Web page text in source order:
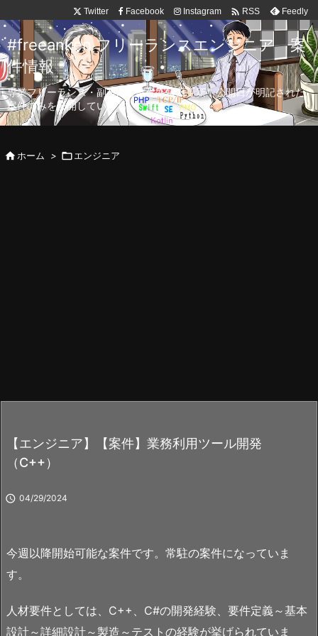
Twitter Facebook Instagram  RSS Feedly
#freeanken フリーランスエンジニア 案
件情報
専業フリーランス・副業向け案件を毎日更新！公開日が明記された
案件のみを公開しています。
ホーム > エンジニア
【エンジニア】【案件】業務利用ツール開発
（C++）
 04/29/2024
今週以降開始可能な案件です。常駐の案件になっていま
す。
人材要件としては、C++、C#の開発経験、要件定義～基本
設計～詳細設計～製造～テストの経験が挙げられていま